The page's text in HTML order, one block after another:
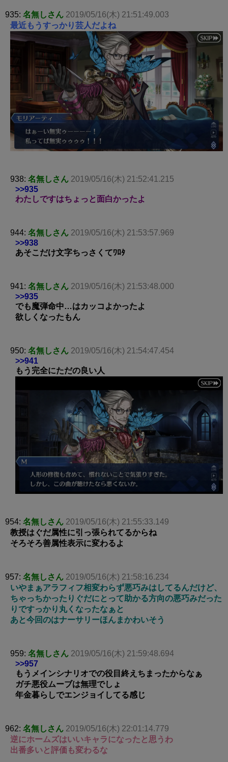
935: 名無しさん 2019/05/16(木) 21:51:49.003
最近もうすっかり芸人だよね
938: 名無しさん 2019/05/16(木) 21:52:41.215
>>935
わたしですはちょっと面白かったよ
944: 名無しさん 2019/05/16(木) 21:53:57.969
>>938
あそこだけ文字ちっさくてﾜﾛﾀ
941: 名無しさん 2019/05/16(木) 21:53:48.000
>>935
でも魔弾命中…はカッコよかったよ
欲しくなったもん
950: 名無しさん 2019/05/16(木) 21:54:47.454
>>941
もう完全にただの良い人
954: 名無しさん 2019/05/16(木) 21:55:33.149
教授はぐだ属性に引っ張られてるからね
そろそろ善属性表示に変わるよ
957: 名無しさん 2019/05/16(木) 21:58:16.234
いやまぁアラフィフ相変わらず悪巧みはしてるんだけど、
ちゃっちかったりぐだにとって助かる方向の悪巧みだった
りですっかり丸くなったなぁと
あと今回のはナーサリーほんまかわいそう
959: 名無しさん 2019/05/16(木) 21:59:48.694
>>957
もうメインシナリオでの役目終えちまったからなぁ
ガチ悪役ムーブは無理でしょ
年金暮らしでエンジョイしてる感じ
962: 名無しさん 2019/05/16(木) 22:01:14.779
逆にホームズはいいキャラになったと思うわ
出番多いと評価も変わるな